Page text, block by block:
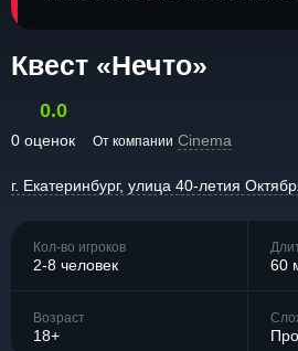
Квест «Нечто»
0.0
0 оценок От компании Cinema
г. Екатеринбург, улица 40-летия
Кол-во игроков
2-8 человек 60
Возраст
18+